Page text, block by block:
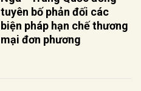
tuyên bố phản đối các
biện pháp hạn chế thương
mại đơn phương